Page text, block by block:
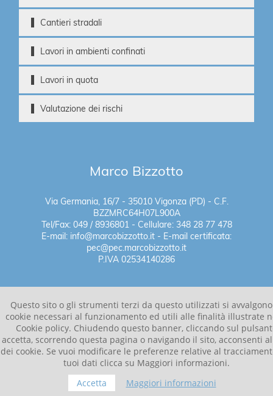
Questo sito o gli strumenti terzi da questo utilizzati si
cookie necessari al funzionamento ed utili alle finalità illustrate
Cookie policy. Chiudendo questo banner, cliccando sul
accetta, scorrendo questa pagina o navigando il sito, acconsenti
dei cookie. Se vuoi modificare le preferenze relative al
tuoi dati clicca su Maggiori informazioni.
Accetta
Maggiori informazioni
Cantieri stradali
Lavori in ambienti confinati
Lavori in quota
Valutazione dei rischi
Marco Bizzotto
Via Germania, 16/7 - 35010 Vigonza (PD) - C.F.
BZZMRC64H07L900A
Tel/Fax: 049 / 8936801 - Cellulare: 348 28 77 478
E-mail: info@marcobizzotto.it - E-mail certificata:
pec@pec.marcobizzotto.it
P.IVA 02534140286
Realizzato da w-easy